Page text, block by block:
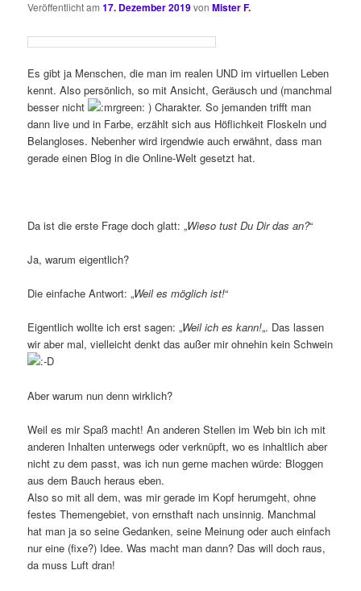
Veröffentlicht am17. Dezember 2019vonMister F.
Es gibt ja Menschen, die man im realen UND im virtuellen Leben
kennt. Also persönlich, so mit Ansicht, Geräusch und (manchmal
besser nicht
) Charakter. So jemanden trifft man
dann live und in Farbe, erzählt sich aus Höflichkeit Floskeln und
Belangloses. Nebenher wird irgendwie auch erwähnt, dass man
gerade einen Blog in die Online-Welt gesetzt hat.
Da ist die erste Frage doch glatt: „Wieso tust Du Dir das an?“
Ja, warum eigentlich?
Die einfache Antwort: „Weil es möglich ist!“
Eigentlich wollte ich erst sagen: „Weil ich es kann!„. Das lassen
wir aber mal, vielleicht denkt das außer mir ohnehin kein Schwein
Aber warum nun denn wirklich?
Weil es mir Spaß macht! An anderen Stellen im Web bin ich mit
anderen Inhalten unterwegs oder verknüpft, wo es inhaltlich aber
nicht zu dem passt, was ich nun gerne machen würde: Bloggen
aus dem Bauch heraus eben.
Also so mit all dem, was mir gerade im Kopf herumgeht, ohne
festes Themengebiet, von ernsthaft nach unsinnig. Manchmal
hat man ja so seine Gedanken, seine Meinung oder auch einfach
nur eine (fixe?) Idee. Was macht man dann? Das will doch raus,
da muss Luft dran!